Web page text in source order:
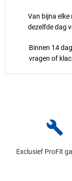
Van bijna
dezelfde dag
Binnen 14
vragen of
build
Exclusief ProFit